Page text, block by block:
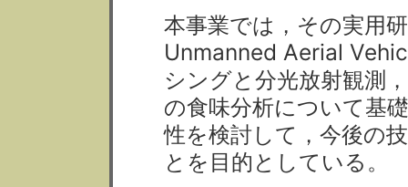
本事業では，その実用
Unmanned Aerial
シングと分光放射観測
の食味分析について基
性を検討して，今後の
とを目的としている。